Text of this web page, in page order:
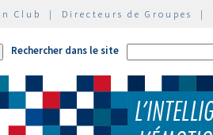
Club | Directeurs de Groupes |
Rechercher dans le site